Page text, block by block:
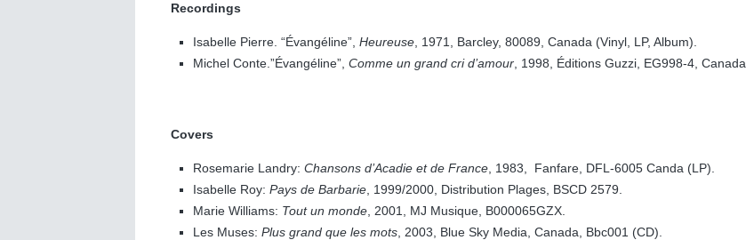
Recordings
Isabelle Pierre. “Évangéline”, Heureuse , 1971, Barcley, 80089, Canada (Vinyl, LP, Album).
Michel Conte.”Évangéline”, Comme un grand cri d’amour , 1998, Éditions Guzzi, EG998-4, Canada.
Covers
Rosemarie Landry: Chansons d’Acadie et de France , 1983, Fanfare, DFL-6005 Canda (LP).
Isabelle Roy: Pays de Barbarie , 1999/2000, Distribution Plages, BSCD 2579.
Marie Williams: Tout un monde , 2001, MJ Musique, B000065GZX.
Les Muses: Plus grand que les mots , 2003, Blue Sky Media, Canada, Bbc001 (CD).